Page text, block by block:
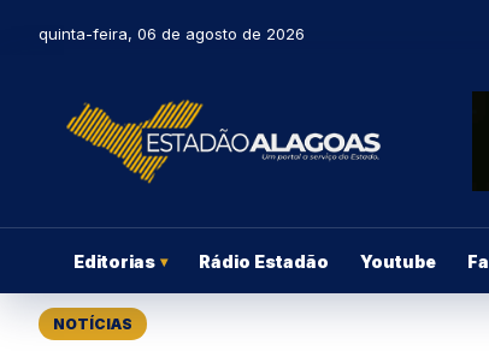
quinta-feira, 06 de agosto de 2026
Editorias ▾ Rádio Estadão Youtube
NOTÍCIAS